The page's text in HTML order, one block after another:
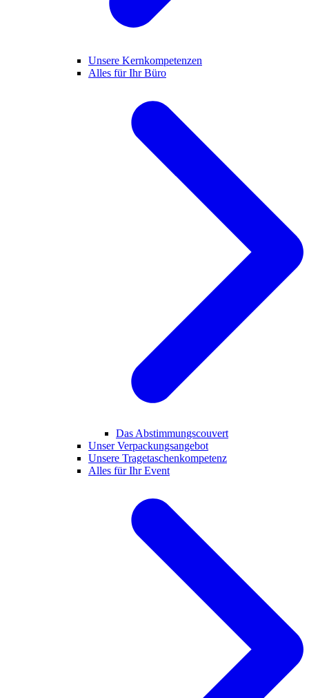
Unsere Kernkompetenzen
Alles für Ihr Büro
Das Abstimmungscouvert
Unser Verpackungsangebot
Unsere Tragetaschenkompetenz
Alles für Ihr Event